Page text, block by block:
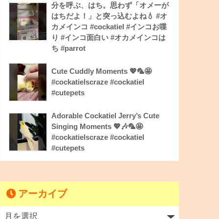
分を呼ぶ、はち。思わず「オメーが
はちだよ！」と突っ込むよね💧 #オ
カメインコ #cockatiel #インコお喋
り #インコ面白い #オカメインコは
ち #parrot
Cute Cuddly Moments 💖🦜🤩
#cockatielscraze #cockatiel
#cutepets
Adorable Cockatiel Jerry’s Cute
Singing Moments 💖🎶🦜🤩
#cockatielscraze #cockatiel
#cutepets
アーカイブ